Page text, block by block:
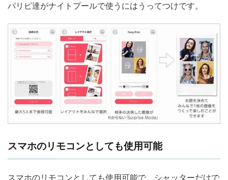
パリピ達がナイトプールで使うにはうってつけです。
スマホのリモコンとしても使用可能
スマホのリモコンとしても使用可能で、シャッターだけで